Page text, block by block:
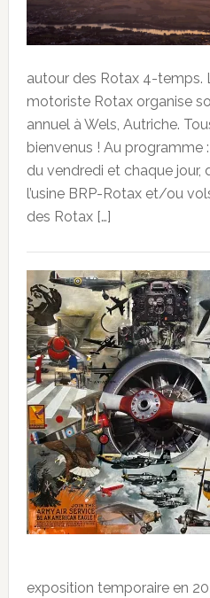
autour des Rotax 4-temps.
motoriste Rotax organise
annuel à Wels, Autriche.
bienvenus ! Au programme
du vendredi et chaque jour,
l’usine BRP-Rotax et/ou
des Rotax […]
exposition temporaire en